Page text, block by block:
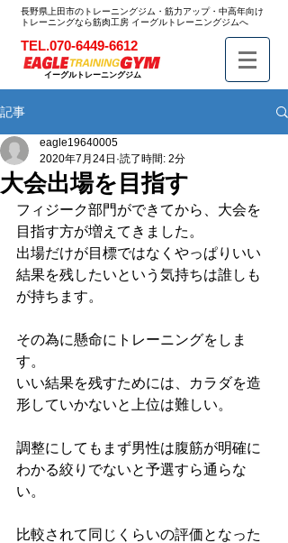
長野県上田市のトレーニングジム・筋力アップ・中高年向け
トレーニングなら筋肉工房 イーグルトレーニングジムへ
TEL.070-6449-6612
イーグルトレーニングジム
記事
大会出場を目指す
eagle19640005
2020年7月24日 読了時間: 2分
フィジーク部門ができてから、大会を
目指す方が増えてきました。
出場だけが目標ではなくやっぱりいい
結果を残したいという気持ちは誰しも
が持ちます。
その為に懸命にトレーニングをしま
す。
いい結果を残すためには、カラダを造
形していかないと上位は難しい。
調整にしてもまず男性は腹筋が明確に
わかる絞りでないと予選すら通らな
い。
比較されて同じくらいの評価となった